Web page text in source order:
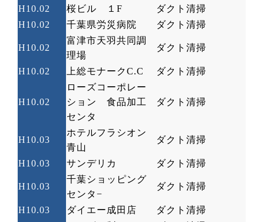
H10.02 桜ビル １F
ダクト清掃
H10.02
千葉県労災病院 ダクト清掃
H10.02
富津市天羽共同調
理場
ダクト清掃
H10.02 上総モナークC.C ダクト清掃
H10.02
ローズコーポレー
ション 食品加工
センタ
ダクト清掃
H10.03
ホテルフラシオン
青山
ダクト清掃
H10.03 サンデリカ ダクト清掃
H10.03
千葉ショッピング
センタ−
ダクト清掃
H10.03 ダイエー成田店
ダクト清掃